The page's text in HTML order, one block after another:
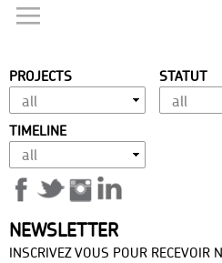
philosophy
expertise
vocation
history
distinctions
team
contact
press
PROJECTS STATUT
TIMELINE
NEWSLETTER
INSCRIVEZ VOUS POUR RECEVOIR